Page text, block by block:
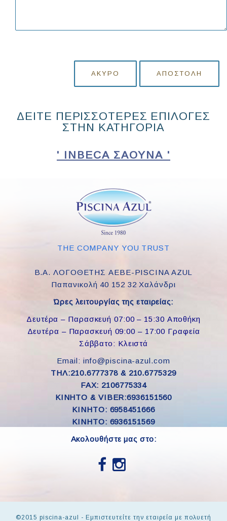
ΆΚΥΡΟ ΑΠΟΣΤΟΛΉ
ΔΕΙΤΕ ΠΕΡΙΣΣΟΤΕΡΕΣ ΕΠΙΛΟΓΕΣ
ΣΤΗΝ ΚΑΤΗΓΟΡΙΑ
' INBECA ΣΑΟΥΝΑ '
THE COMPANY YOU TRUST
Β.Α. ΛΟΓΟΘΕΤΗΣ ΑΕΒΕ-PISCINA AZUL
Παπανικολή 40 152 32 Χαλάνδρι
Ώρες λειτουργίας της εταιρείας:
Δευτέρα – Παρασκευή 07:00 – 15:30 Αποθήκη
Δευτέρα – Παρασκευή 09:00 – 17:00 Γραφεία
Σάββατο: Κλειστά
Email: info@piscina-azul.com
ΤΗΛ:210.6777378 & 210.6775329
FAX: 2106775334
ΚΙΝΗΤΟ & VIBER:6936151560
KINHTO: 6958451666
KINHTO: 6936151569
Ακολουθήστε μας στο:
©2015 piscina-azul - Εμπιστευτείτε την εταιρεία με πολυετή